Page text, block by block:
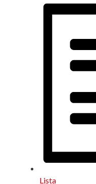
Lista